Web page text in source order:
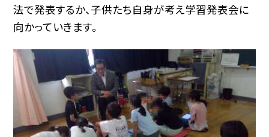
法で発表するか、子供たち自身が考え学習発表会に
向かっていきます。